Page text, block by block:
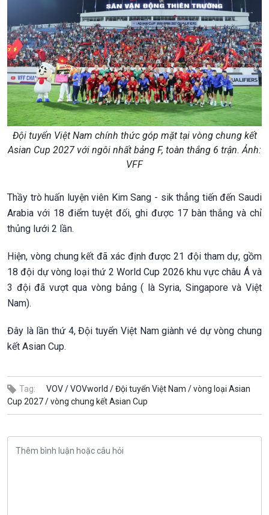
Đội tuyển Việt Nam chính thức góp mặt tại vòng chung kết
Asian Cup 2027 với ngôi nhất bảng F, toàn thắng 6 trận. Ảnh:
VFF
Thầy trò huấn luyện viên Kim Sang - sik thẳng tiến đến Saudi
Arabia với 18 điểm tuyệt đối, ghi được 17 bàn thắng và chỉ
thủng lưới 2 lần.
Hiện, vòng chung kết đã xác định được 21 đội tham dự, gồm
18 đội dự vòng loại thứ 2 World Cup 2026 khu vực châu Á và
3 đội đã vượt qua vòng bảng ( là Syria, Singapore và Việt
Nam).
Đây là lần thứ 4, Đội tuyển Việt Nam giành vé dự vòng chung
kết Asian Cup.
Tag: VOV /VOVworld /Đội tuyển Việt Nam /vòng loại Asian
Cup 2027 /vòng chung kết Asian Cup